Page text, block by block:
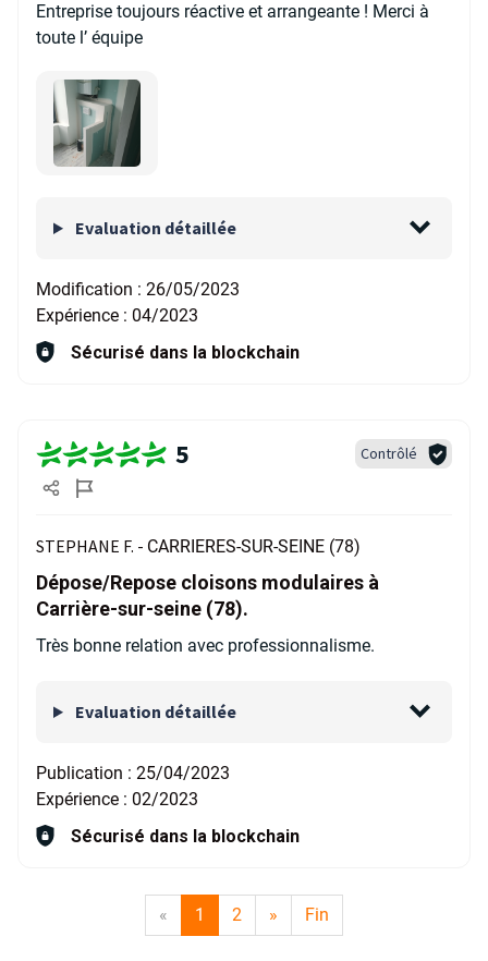
Entreprise toujours réactive et arrangeante ! Merci à
toute l’ équipe
Evaluation détaillée
Modification : 26/05/2023
Expérience : 04/2023
Sécurisé dans la blockchain
5 Contrôlé
STEPHANE F. - CARRIERES-SUR-SEINE (78)
Dépose/Repose cloisons modulaires à
Carrière-sur-seine (78).
Très bonne relation avec professionnalisme.
Evaluation détaillée
Publication : 25/04/2023
Expérience : 02/2023
Sécurisé dans la blockchain
« 1 2 » Fin